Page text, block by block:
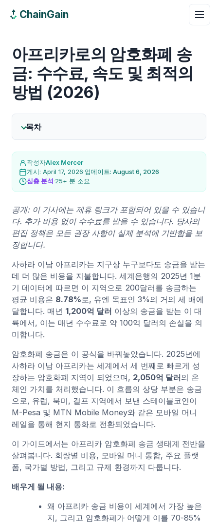
ChainGain
아프리카로의 암호화폐 송
금: 수수료, 속도 및 최적의
방법 (2026)
목차
작성자Alex Mercer
게시: April 17, 2026·업데이트: August 6, 2026
심층 분석·25+ 분 소요
공개: 이 기사에는 제휴 링크가 포함되어 있을 수 있습니
다. 추가 비용 없이 수수료를 받을 수 있습니다. 당사의
편집 정책은 모든 권장 사항이 실제 분석에 기반함을 보
장합니다.
사하라 이남 아프리카는 지구상 누구보다도 송금을 받는
데 더 많은 비용을 지불합니다. 세계은행의 2025년 1분
기 데이터에 따르면 이 지역으로 200달러를 송금하는
평균 비용은 8.78%로, 유엔 목표인 3%의 거의 세 배에
달합니다. 매년 1,200억 달러 이상의 송금을 받는 이 대
륙에서, 이는 매년 수수료로 약 100억 달러의 손실을 의
미합니다.
암호화폐 송금은 이 공식을 바꿔놓았습니다. 2025년에
사하라 이남 아프리카는 세계에서 세 번째로 빠르게 성
장하는 암호화폐 지역이 되었으며, 2,050억 달러의 온
체인 가치를 처리했습니다. 이 흐름의 상당 부분은 송금
으로, 유럽, 북미, 걸프 지역에서 보낸 스테이블코인이
M-Pesa 및 MTN Mobile Money와 같은 모바일 머니
레일을 통해 현지 통화로 전환되었습니다.
이 가이드에서는 아프리카 암호화폐 송금 생태계 전반을
살펴봅니다. 회랑별 비용, 모바일 머니 통합, 주요 플랫
폼, 국가별 방법, 그리고 규제 환경까지 다룹니다.
배우게 될 내용:
왜 아프리카 송금 비용이 세계에서 가장 높은
지, 그리고 암호화폐가 어떻게 이를 70-85%